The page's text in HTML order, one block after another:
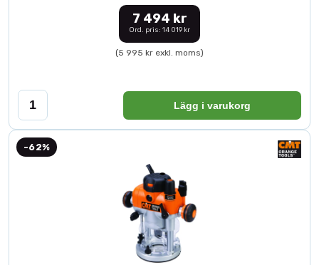
7 494 kr
Ord. pris: 14 019 kr
(5 995 kr exkl. moms)
Lägg i varukorg
-62%